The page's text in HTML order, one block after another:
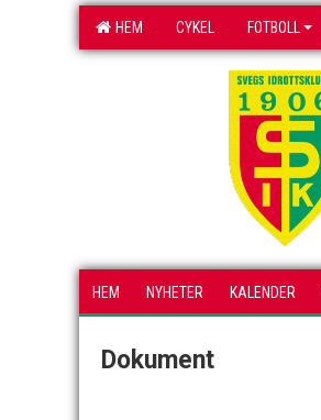
HEM CYKEL FOTBOLL
HEM NYHETER KALENDER
Dokument